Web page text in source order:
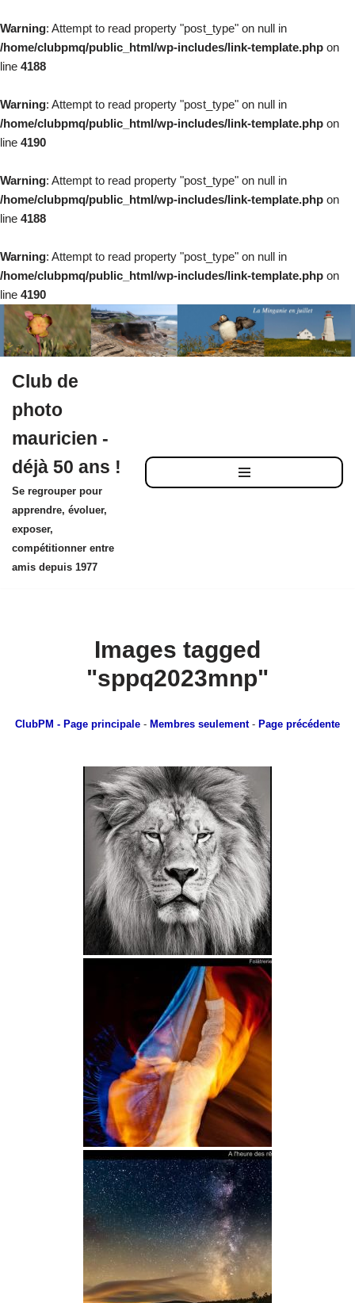
Warning: Attempt to read property "post_type" on null in
/home/clubpmq/public_html/wp-includes/link-template.php on
line 4188
Warning: Attempt to read property "post_type" on null in
/home/clubpmq/public_html/wp-includes/link-template.php on
line 4190
Warning: Attempt to read property "post_type" on null in
/home/clubpmq/public_html/wp-includes/link-template.php on
line 4188
Warning: Attempt to read property "post_type" on null in
/home/clubpmq/public_html/wp-includes/link-template.php on
line 4190
au
contenu
Club de
photo
mauricien -
déjà 50 ans !
Se regrouper pour
apprendre, évoluer,
exposer,
compétitionner entre
amis depuis 1977
Images tagged
"sppq2023mnp"
ClubPM - Page principale - Membres seulement- Page précédente